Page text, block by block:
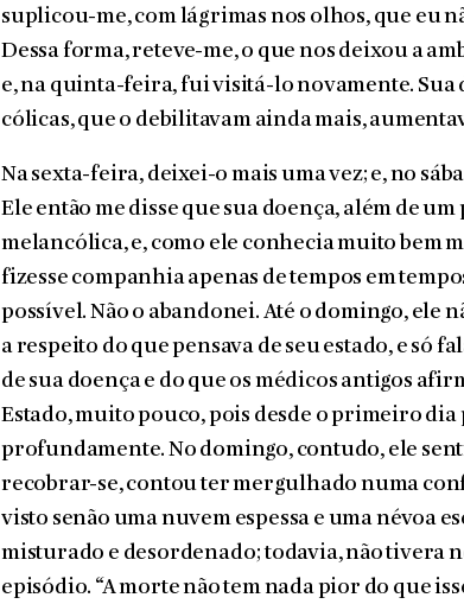
suplicou-me, com lágrimas nos olhos, que eu
Dessa forma, reteve-me, o que nos deixou a
e, na quinta-feira, fui visitá-lo novamente. Sua
cólicas, que o debilitavam ainda mais,
Na sexta-feira, deixei-o mais uma vez; e, no
Ele então me disse que sua doença, além de
melancólica, e, como ele conhecia muito bem
fizesse companhia apenas de tempos em
possível. Não o abandonei. Até o domingo, ele
a respeito do que pensava de seu estado, e só
de sua doença e do que os médicos antigos
Estado, muito pouco, pois desde o primeiro
profundamente. No domingo, contudo, ele
recobrar-se, contou ter mergulhado numa
visto senão uma nuvem espessa e uma névoa
misturado e desordenado; todavia, não tivera
episódio. “A morte não tem nada pior do que